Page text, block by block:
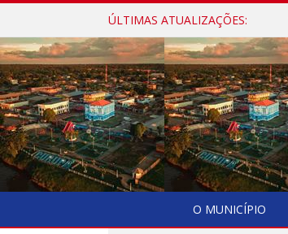
ÚLTIMAS ATUALIZAÇÕES:
O MUNICÍPIO